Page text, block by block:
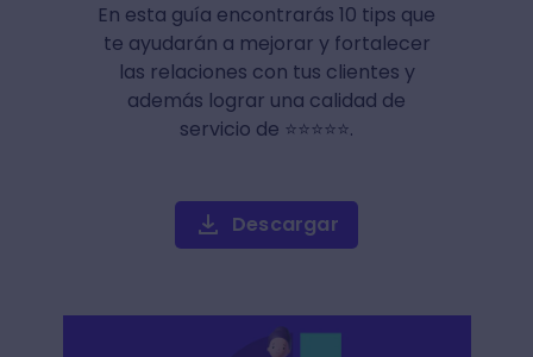
En esta guía encontrarás 10 tips que
te ayudarán a mejorar y fortalecer
las relaciones con tus clientes y
además lograr una calidad de
servicio de ⭐⭐⭐⭐⭐.
Descargar